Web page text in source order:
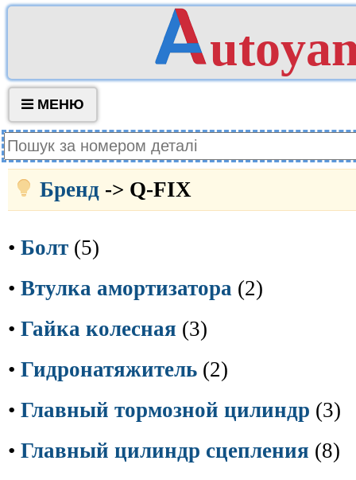
МЕНЮ
Бренд -> Q-FIX
• Болт (5)
• Втулка амортизатора (2)
• Гайка колесная (3)
• Гидронатяжитель (2)
• Главный тормозной цилиндр (3)
• Главный цилиндр сцепления (8)